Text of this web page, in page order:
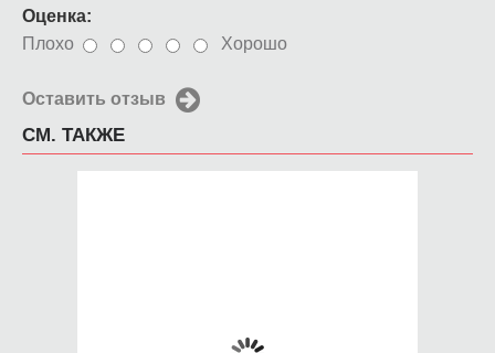
Оценка:
Плохо
Хорошо
Оставить отзыв
СМ. ТАКЖЕ